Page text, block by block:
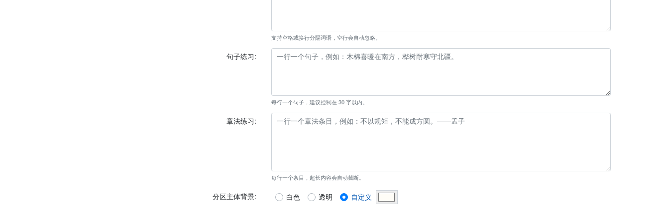
支持空格或换行分隔词语，空行会自动忽略。
句子练习:
每行一个句子，建议控制在 30 字以内。
章法练习:
每行一个条目，超长内容会自动截断。
分区主体背景: 白色 透明 自定义